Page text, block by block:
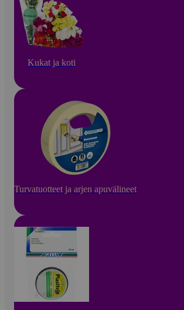
Kukat ja koti
Turvatuotteet ja arjen apuvälineet